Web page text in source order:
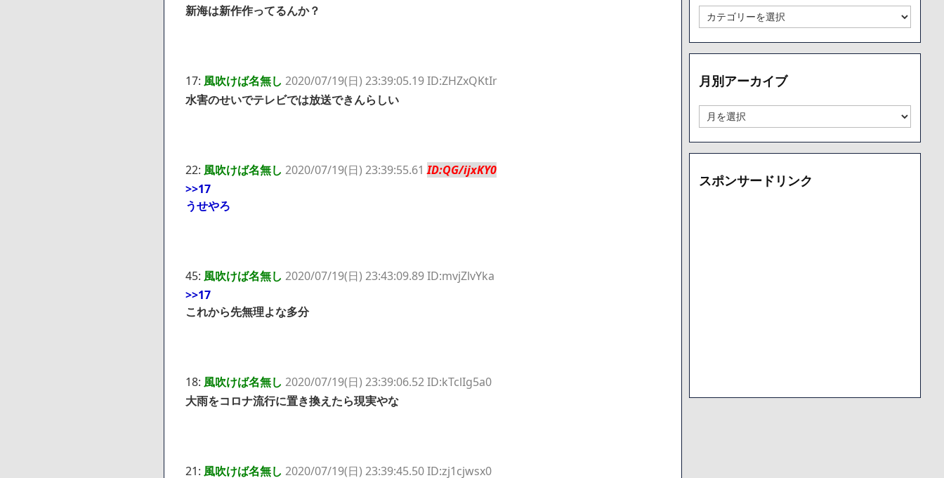
新海は新作作ってるんか？
17: 風吹けば名無し 2020/07/19(日) 23:39:05.19 ID:ZHZxQKtIr
水害のせいでテレビでは放送できんらしい
22: 風吹けば名無し 2020/07/19(日) 23:39:55.61ID:QG/ijxKY0
>>17
うせやろ
45: 風吹けば名無し 2020/07/19(日) 23:43:09.89 ID:mvjZlvYka
>>17
これから先無理よな多分
18: 風吹けば名無し 2020/07/19(日) 23:39:06.52 ID:kTclIg5a0
大雨をコロナ流行に置き換えたら現実やな
21: 風吹けば名無し 2020/07/19(日) 23:39:45.50 ID:zj1cjwsx0
テ
ゴ
リ
別
ー
カ
ブ
月別アーカイブ
別
ア
ー
イ
スポンサードリンク